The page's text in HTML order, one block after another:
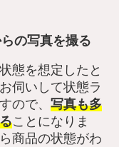
の写真を撮る
態を想定したと
伺いして状態ラ
ので、 写真も多
ことになりま
商品の状態がわ